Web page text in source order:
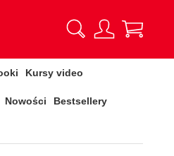
Kursy video
Nowości Bestsellery